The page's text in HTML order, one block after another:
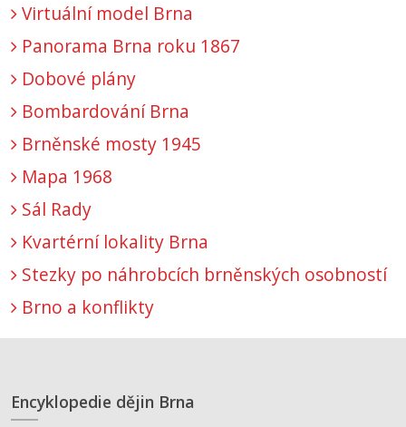
Virtuální model Brna
Panorama Brna roku 1867
Dobové plány
Bombardování Brna
Brněnské mosty 1945
Mapa 1968
Sál Rady
Kvartérní lokality Brna
Stezky po náhrobcích brněnských osobností
Brno a konflikty
Encyklopedie dějin Brna